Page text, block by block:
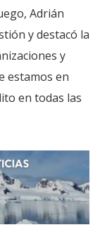
Adrián
y destacó la
y
estamos en
en todas las